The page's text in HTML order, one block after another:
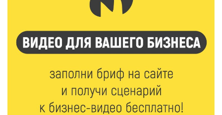
7 Авг 2026 16:02 500
Сладкая программа в Твери: дегустация мёда и
рассказ о жизни пчёл
Открыт набор на программу амбассадоров для
студентов российских вузов